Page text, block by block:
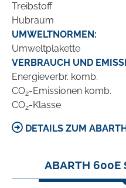
Treibstoff
Hubraum
UMWELTNORMEN:
Umweltplakette
VERBRAUCH UND
Energieverbr. komb.
CO2-Emissionen komb.
CO2-Klasse
DETAILS ZUM
ABARTH 600E